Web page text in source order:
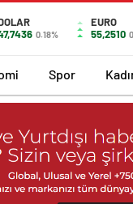
0.18%
EURO
55,2510
Spor